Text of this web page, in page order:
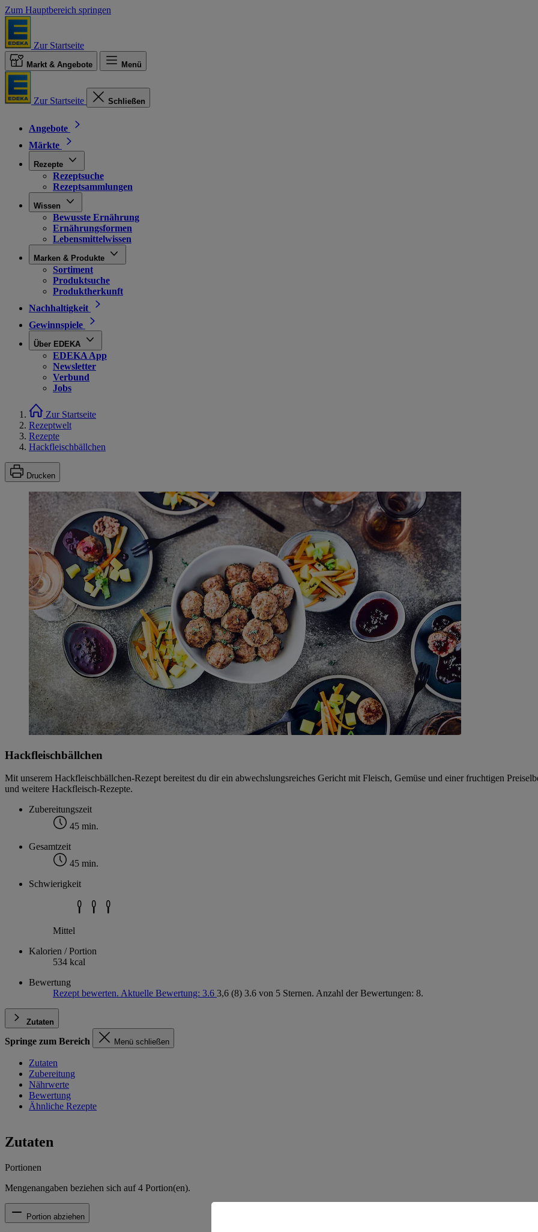
Zum Hauptbereich springen
Zur Startseite
Markt & Angebote Menü
Zur Startseite Schließen
Angebote
Märkte
Rezepte
Rezeptsuche
Rezeptsammlungen
Wissen
Bewusste Ernährung
Ernährungsformen
Lebensmittelwissen
Marken & Produkte
Sortiment
Produktsuche
Produktherkunft
Nachhaltigkeit
Gewinnspiele
Über EDEKA
EDEKA App
Newsletter
Verbund
Jobs
Zur Startseite
Rezeptwelt
Rezepte
Hackfleischbällchen
Drucken
Hackfleischbällchen
Mit unserem Hackfleischbällchen-Rezept bereitest du dir ein abwechslungsreiches Gericht mit Fleisch, Gemüse und einer fruchtigen
und weitere Hackfleisch-Rezepte.
Zubereitungszeit
45 min.
Gesamtzeit
45 min.
Schwierigkeit
Mittel
Kalorien / Portion
534 kcal
Bewertung
Rezept bewerten. Aktuelle Bewertung: 3.6 3,6 (8) 3.6 von 5 Sternen. Anzahl der Bewertungen: 8.
Zutaten
Springe zum Bereich Menü schließen
Zutaten
Zubereitung
Nährwerte
Bewertung
Ähnliche Rezepte
Zutaten
Portionen
Mengenangaben beziehen sich auf4 Portion(en).
Portion abziehen